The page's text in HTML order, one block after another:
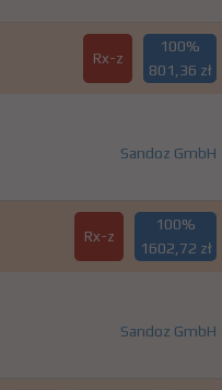
Rx-z
100%
801,36 zł
Sandoz GmbH
Rx-z
100%
1602,72 zł
Sandoz GmbH